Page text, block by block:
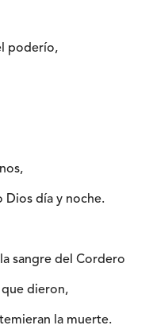
poderío,
Dios día y noche.
sangre del Cordero
dieron,
la muerte.